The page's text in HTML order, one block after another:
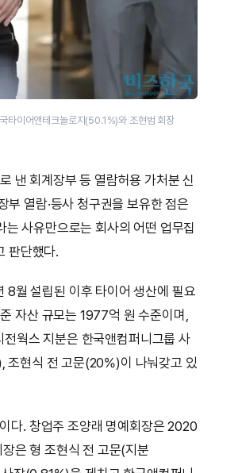
타이어앤테크놀로지(50.1%)와 조현범 회장
낸 회계장부 등 열람허용 가처분 신
열람·등사 청구권을 보유한 점은
사유만으로는 회사의 어떤 업무집
판단했다.
8월 설립된 이후 타이어 생산에 필요
자산 규모는 1977억 원 수준이며,
웍스 지분은 한국앤컴퍼니그룹 사
조현식 전 고문(20%)이 나눠갖고 있
다. 창업주 조양래 명예회장은 2020
은 형 조현식 전 고문(지분